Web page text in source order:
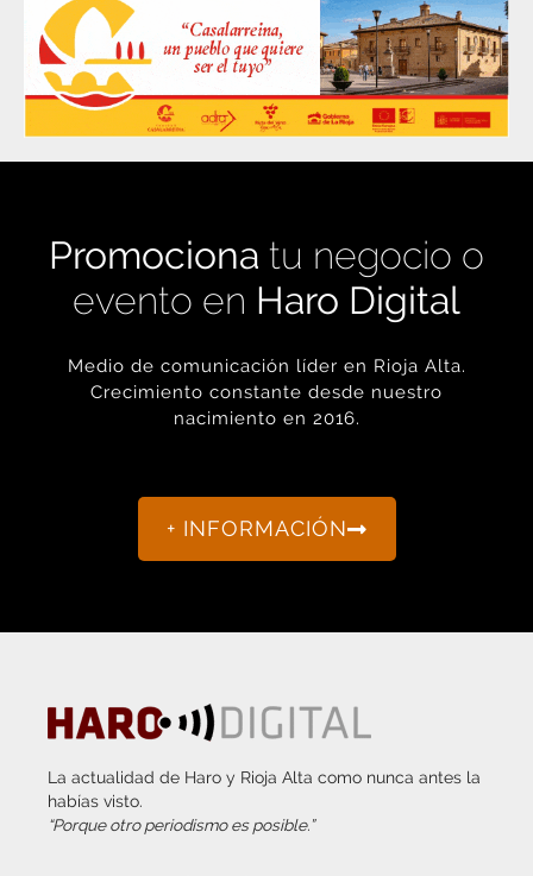
Promociona tu negocio o
evento en Haro Digital
Medio de comunicación líder en Rioja Alta.
Crecimiento constante desde nuestro
nacimiento en 2016.
+ INFORMACIÓN
La actualidad de Haro y Rioja Alta como nunca antes la
habías visto.
“Porque otro periodismo es posible.”